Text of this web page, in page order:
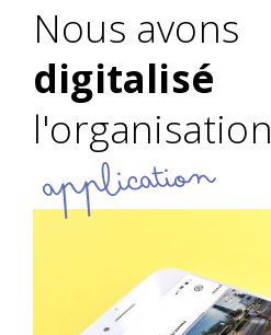
Nous avons
digitalisé
l'organisation
application